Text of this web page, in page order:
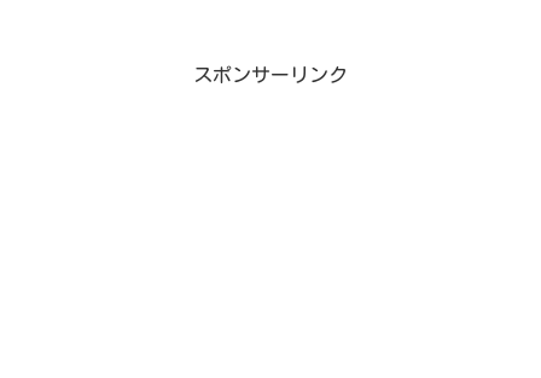
スポンサーリンク